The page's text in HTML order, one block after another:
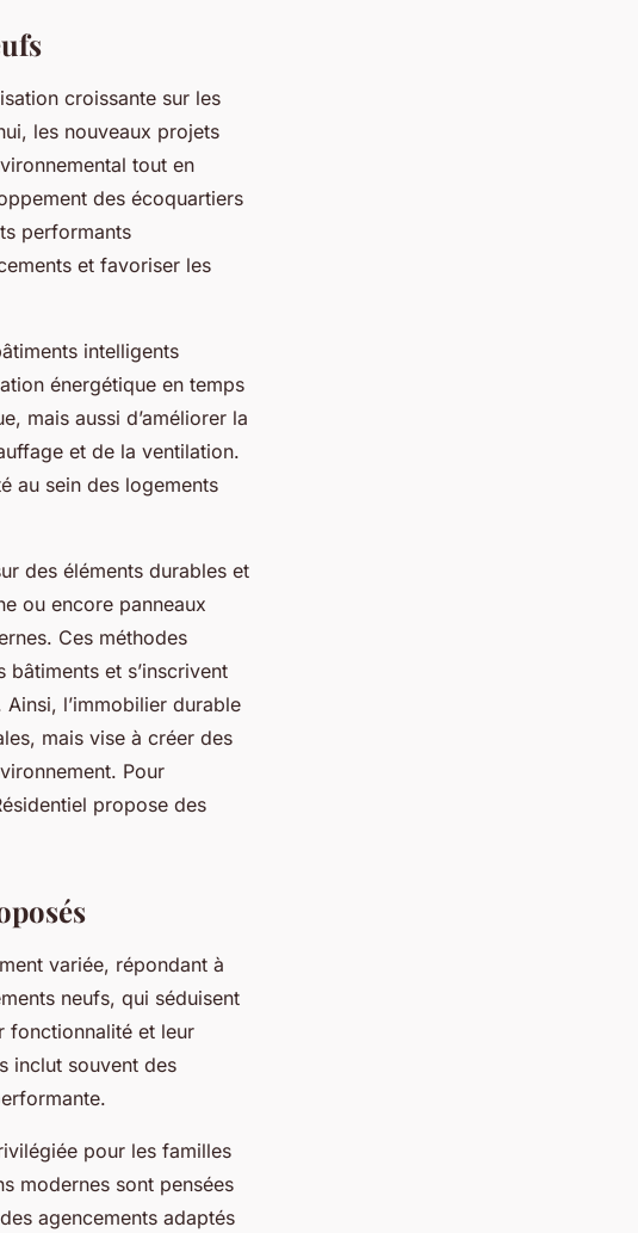
croissante sur les
les nouveaux projets
tout en
des écoquartiers
performants
et favoriser les
intelligents
énergétique en temps
mais aussi d’améliorer la
et de la ventilation.
au sein des logements
des éléments durables et
ou encore panneaux
Ces méthodes
et s’inscrivent
l’immobilier durable
mais vise à créer des
Pour
propose des
variée, répondant à
neufs, qui séduisent
fonctionnalité et leur
inclut souvent des
pour les familles
modernes sont pensées
agencements adaptés